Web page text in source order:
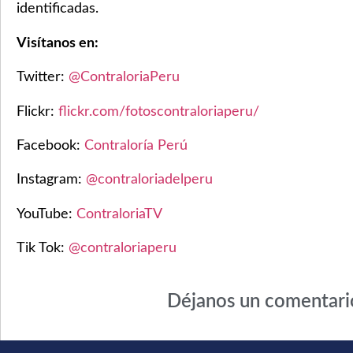
identificadas.
Visítanos en:
Twitter: @ContraloriaPeru
Flickr: flickr.com/fotoscontraloriaperu/
Facebook: Contraloría Perú
Instagram: @contraloriadelperu
YouTube: ContraloriaTV
Tik Tok: @contraloriaperu
Déjanos un